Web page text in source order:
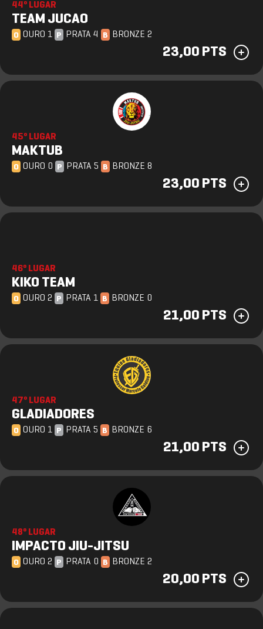
44º LUGAR
TEAM JUCAO
O OURO 1 P PRATA 4 B BRONZE 2
23,00 PTS
45º LUGAR
MAKTUB
O OURO 0 P PRATA 5 B BRONZE 8
23,00 PTS
46º LUGAR
KIKO TEAM
O OURO 2 P PRATA 1 B BRONZE 0
21,00 PTS
47º LUGAR
GLADIADORES
O OURO 1 P PRATA 5 B BRONZE 6
21,00 PTS
48º LUGAR
IMPACTO JIU-JITSU
O OURO 2 P PRATA 0 B BRONZE 2
20,00 PTS